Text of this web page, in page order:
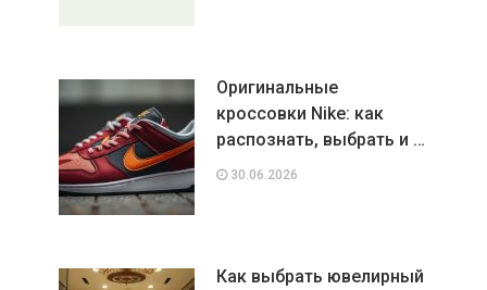
Оригинальные
кроссовки Nike: как
распознать, выбрать и …
30.06.2026
Как выбрать ювелирный